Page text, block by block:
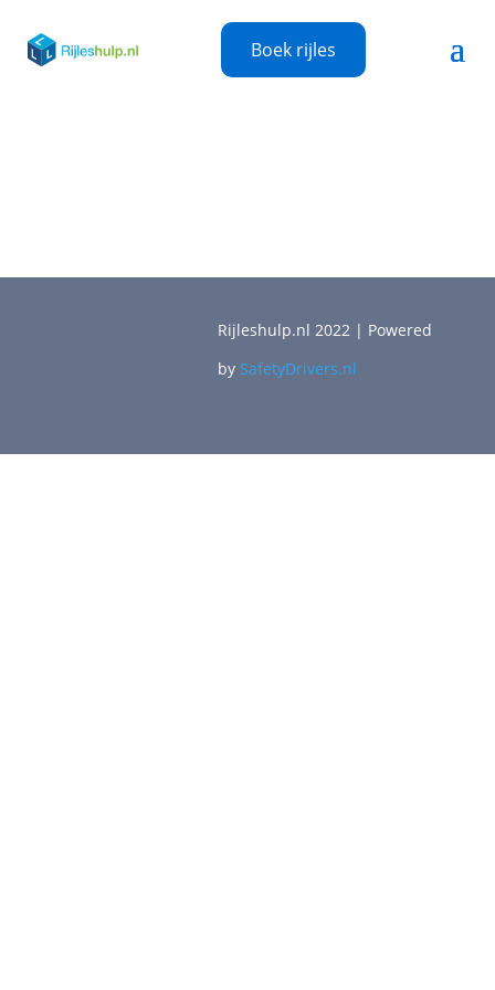
Boek rijles
Rijleshulp.nl 2022 | Powered
by SafetyDrivers.nl